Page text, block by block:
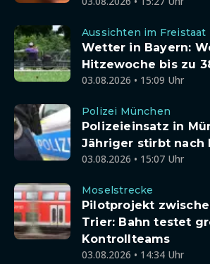
Aussichten im Freistaat
Wetter in Bayern:
Hitzewoche bis zu
03.08.2026 • 15:09 Uhr
Polizei München
Polizeieinsatz in
Jähriger stirbt nach
03.08.2026 • 15:07 Uhr
Moselstrecke
Pilotprojekt
Trier: Bahn testet
Kontrollteams
03.08.2026 • 14:34 Uhr